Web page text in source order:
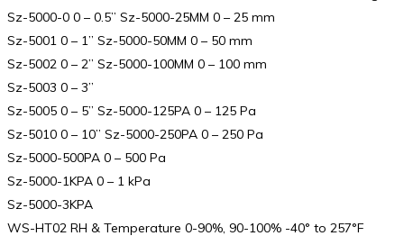
Sz-5000-0 0 – 0.5” Sz-5000-25MM 0 – 25 mm
Sz-5001 0 – 1” Sz-5000-50MM 0 – 50 mm
Sz-5002 0 – 2” Sz-5000-100MM 0 – 100 mm
Sz-5003 0 – 3”
Sz-5005 0 – 5” Sz-5000-125PA 0 – 125 Pa
Sz-5010 0 – 10” Sz-5000-250PA 0 – 250 Pa
Sz-5000-500PA 0 – 500 Pa
Sz-5000-1KPA 0 – 1 kPa
Sz-5000-3KPA
WS-HT02 RH & Temperature 0-90%, 90-100% -40° to 257°F